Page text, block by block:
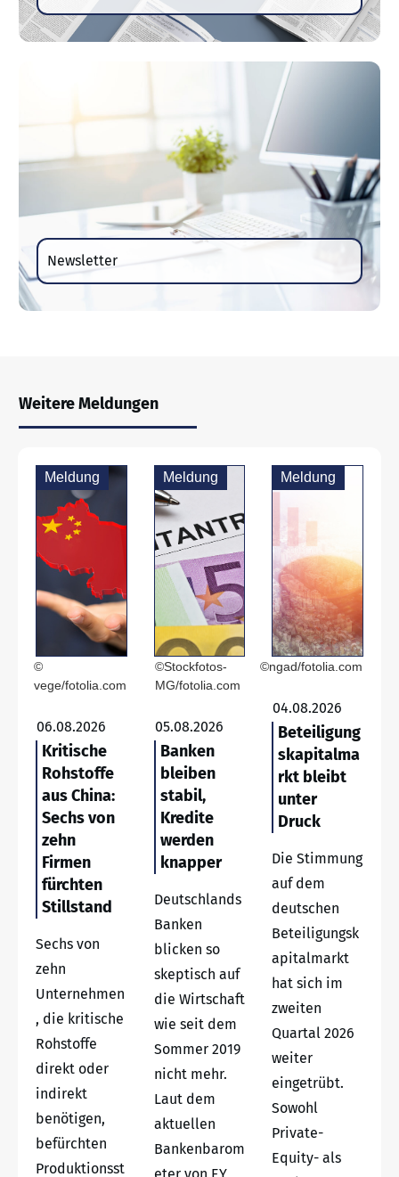
Newsletter
Weitere Meldungen
Meldung
©
vege/fotolia.com
06.08.2026
Kritische
Rohstoffe
aus China:
Sechs von
zehn
Firmen
fürchten
Stillstand
Sechs von
zehn
Unternehmen
, die kritische
Rohstoffe
direkt oder
indirekt
benötigen,
befürchten
Produktionsst
Meldung
©Stockfotos-
MG/fotolia.com
05.08.2026
Banken
bleiben
stabil,
Kredite
werden
knapper
Deutschlands
Banken
blicken so
skeptisch auf
die Wirtschaft
wie seit dem
Sommer 2019
nicht mehr.
Laut dem
aktuellen
Bankenbarom
eter von EY
Meldung
©ngad/fotolia.com
04.08.2026
Beteiligung
skapitalma
rkt bleibt
unter
Druck
Die Stimmung
auf dem
deutschen
Beteiligungsk
apitalmarkt
hat sich im
zweiten
Quartal 2026
weiter
eingetrübt.
Sowohl
Private-
Equity- als